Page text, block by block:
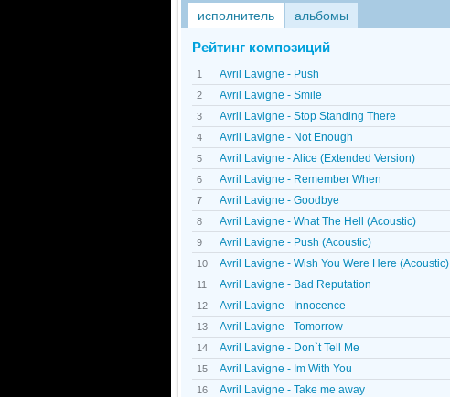
исполнитель альбомы
Рейтинг композиций
1 Avril Lavigne - Push
2
Avril Lavigne - Smile
3
Avril Lavigne - Stop Standing There
4
Avril Lavigne - Not Enough
5
Avril Lavigne - Alice (Extended Version)
6
Avril Lavigne - Remember When
7
Avril Lavigne - Goodbye
8
Avril Lavigne - What The Hell (Acoustic)
9
Avril Lavigne - Push (Acoustic)
10
Avril Lavigne - Wish You Were Here (Acoustic)
11
Avril Lavigne - Bad Reputation
12
Avril Lavigne - Innocence
13
Avril Lavigne - Tomorrow
14
Avril Lavigne - Don`t Tell Me
15
Avril Lavigne - Im With You
16
Avril Lavigne - Take me away